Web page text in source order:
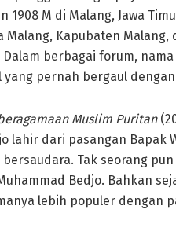
1908 M di Malang, Jawa
Malang, Kapubaten Malang,
berbagai forum,
pernah bergaul
Muslim Puritan
lahir dari pasangan Bapak
Tak seorang
Bedjo. Bahkan
lebih populer dengan